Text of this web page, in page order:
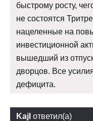
быстрому росту,
не состоятся
нацеленные на
инвестиционной
вышедший из
дворцов. Все
дефицита.
Kajl ответил(а)